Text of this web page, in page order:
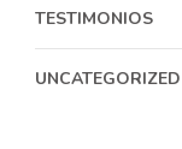
TESTIMONIOS
UNCATEGORIZED